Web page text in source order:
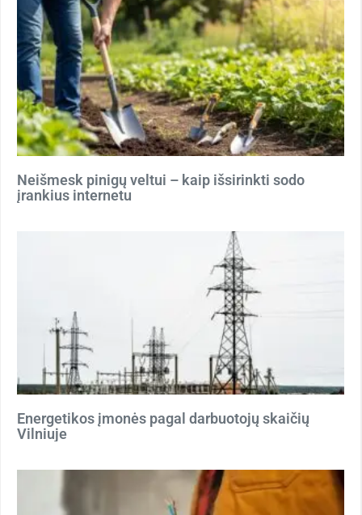
Neišmesk pinigų veltui – kaip išsirinkti sodo
įrankius internetu
Energetikos įmonės pagal darbuotojų skaičių
Vilniuje